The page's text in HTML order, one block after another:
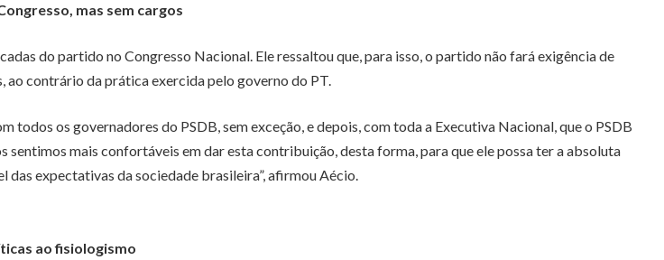
mas sem cargos
do partido no Congresso Nacional. Ele ressaltou que, para isso, o partido não fará exigência de
ao contrário da prática exercida pelo governo do PT.
os governadores do PSDB, sem exceção, e depois, com toda a Executiva Nacional, que o PSDB
mais confortáveis em dar esta contribuição, desta forma, para que ele possa ter a absoluta
das expectativas da sociedade brasileira”, afirmou Aécio.
ao fisiologismo